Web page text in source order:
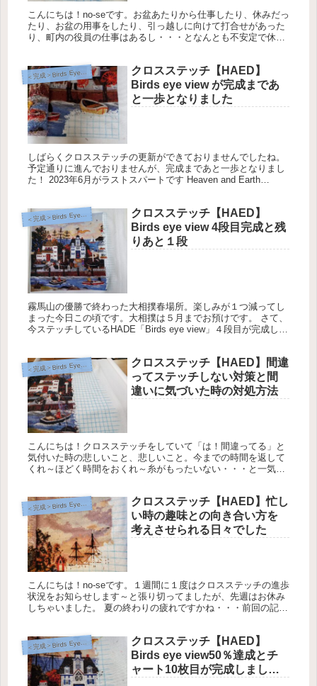
こんにちは！no-seです。お盆あたりから仕事したり、休みだっ
たり、お盆の用事をしたり、引っ越しに向けて打合せがあった
り、町内の役員の仕事はあるし・・・となんとも不安定で休み
＜完成＞Birds Eye View【Heaven and Earth Designs】
クロスステッチ【HAED】
Birds eye view が完成まであ
と一歩となりました
しばらくクロスステッチの更新ができておりませんでしたね。
予定通りに進んでおりませんが、完成まであと一歩となりまし
た！ 2023年6月がラストスパートです Heaven and Earth
＜完成＞Birds Eye View【Heaven and Earth Designs】
クロスステッチ【HAED】
Birds eye view 4段目完成と残
りあと１段
霧馬山の優勝で終わった大相撲春場所。楽しみが１つ減ってし
まった今日この頃です。大相撲は５月までお預けです。 さて、
今ステッチしているHADE「Birds eye view」４段目が完成しま
＜完成＞Birds Eye View【Heaven and Earth Designs】
クロスステッチ【HAED】間違
ってステッチしない対策と間
違いに気づいた時の対処方法
こんにちは！クロスステッチをしていて「は！間違ってる」と
気付いた時の悲しいこと、悲しいこと。今までの時間を返して
くれ～ほどく時間をおくれ～糸がもったいない・・・と一気に
＜完成＞Birds Eye View【Heaven and Earth Designs】
クロスステッチ【HAED】忙し
い時の趣味との向き合い方を
考えさせられる日々でした
こんにちは！no-seです。１週間に１度はクロスステッチの進歩
状況をお知らせします～と張り切ってましたが、先週はお休み
しちゃいました。 夏の終わりの疲れですかね・・・前回の記事
＜完成＞Birds Eye View【Heaven and Earth Designs】
クロスステッチ【HAED】
Birds eye view50％達成とチ
ャート10枚目が完成しまし